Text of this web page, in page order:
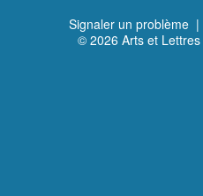
Signaler un problème |
© 2026 Arts et Lettres